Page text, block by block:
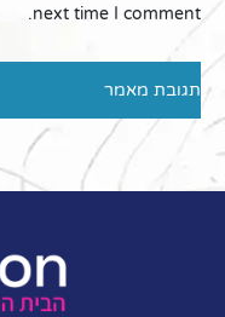
next time I comment.